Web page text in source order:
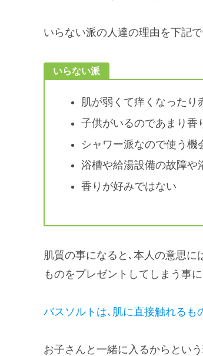
いらない派の人達の理由を下記
いらない派
肌が弱くて痒くなったり
子供がいるのであまり香
シャワー派なので使う機
浴槽や給湯設備の故障や
香りが好みではない
肌質の事になると､本人の意思
ものをプレゼントしてしまう事に
バスソルトは､肌に直接触れるも
お子さんと一緒に入るからとい